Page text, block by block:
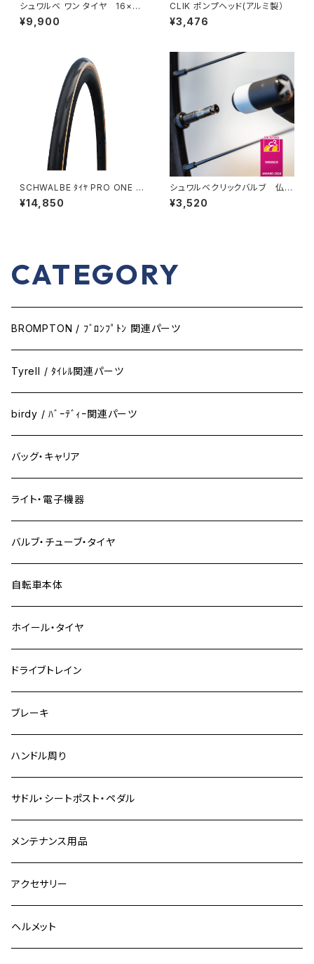
シュワルベ ワン タイヤ 16×1.
35 チューブタイプ SCHWALB
E ONE TUBE TYPE
¥9,900
CLIK ポンプヘッド(アルミ製）
¥3,476
SCHWALBE ﾀｲﾔ PRO ONE T
T RECORD EDITION
¥14,850
シュワルベクリックバルブ 仏式
変換用キット
¥3,520
CATEGORY
BROMPTON / ﾌﾞﾛﾝﾌﾟﾄﾝ 関連パーツ
Tyrell / ﾀｲﾚﾙ関連パーツ
birdy / ﾊﾞｰﾃﾞｨｰ関連パーツ
バッグ・キャリア
ライト・電子機器
バルブ・チューブ・タイヤ
自転車本体
ホイール・タイヤ
ドライブトレイン
ブレーキ
ハンドル周り
サドル・シートポスト・ペダル
メンテナンス用品
アクセサリー
ヘルメット